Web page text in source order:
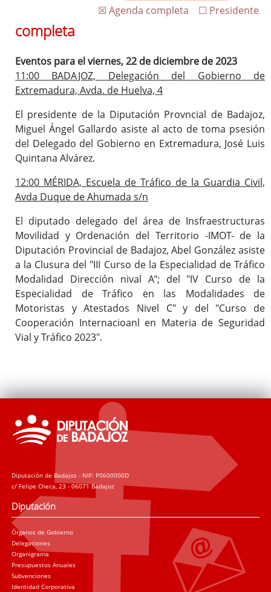
☐ Presidente
☒ Agenda completa
completa
Eventos para el viernes, 22 de diciembre de 2023
11:00 BADAJOZ, Delegación del Gobierno de
Extremadura, Avda. de Huelva, 4
El presidente de la Diputación Provncial de Badajoz,
Miguel Ángel Gallardo asiste al acto de toma psesión
del Delegado del Gobierno en Extremadura, José Luis
Quintana Alvárez.
12:00 MÉRIDA, Escuela de Tráfico de la Guardia Civil,
Avda Duque de Ahumada s/n
El diputado delegado del área de Insfraestructuras
Movilidad y Ordenación del Territorio -IMOT- de la
Diputación Provincial de Badajoz, Abel González asiste
a la Clusura del "III Curso de la Especialidad de Tráfico
Modalidad Dirección nival A"; del "IV Curso de la
Especialidad de Tráfico en las Modalidades de
Motoristas y Atestados Nivel C" y del "Curso de
Cooperación Internacioanl en Materia de Seguridad
Vial y Tráfico 2023".
Diputación de Badajoz - NIF: P0600000D
c/ Felipe Checa, 23 - 06071 Badajoz
Diputación
Órganos de Gobierno
Delegaciones
Organigrama
Presupuestos Anuales
Subvenciones
Identidad Corporativa